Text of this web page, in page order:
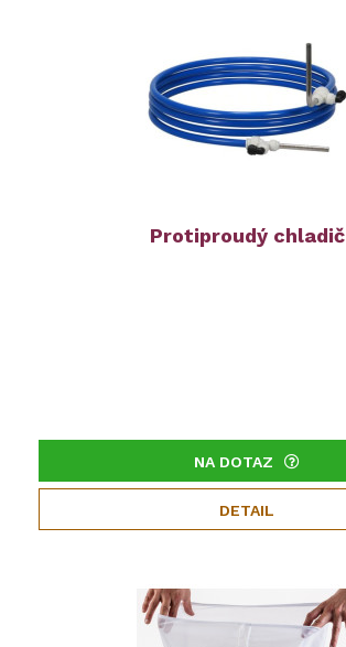
Protiproudý chladič
NA DOTAZ
DETAIL